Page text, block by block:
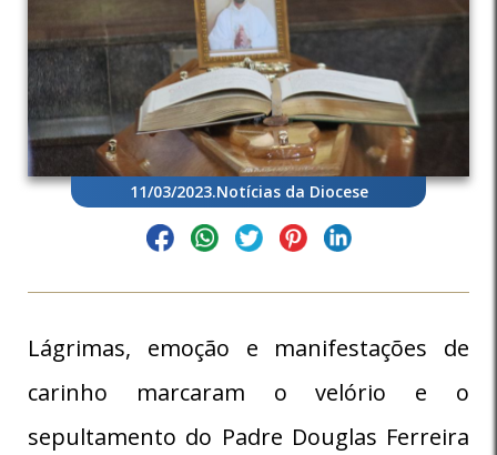
11/03/2023.Notícias da Diocese
Lágrimas, emoção e manifestações de
carinho marcaram o velório e o
sepultamento do Padre Douglas Ferreira